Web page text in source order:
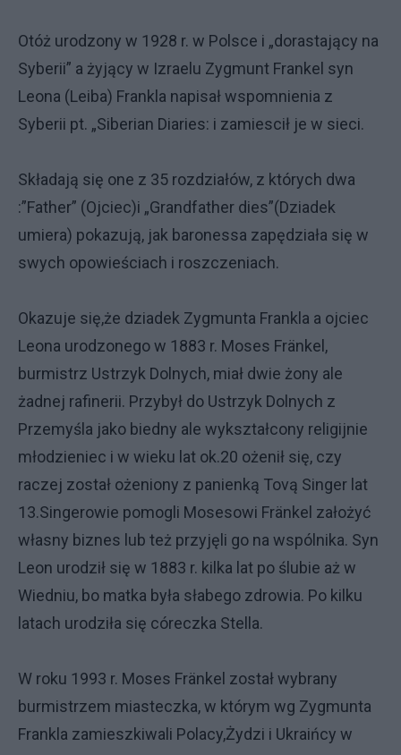
Otóż urodzony w 1928 r. w Polsce i „dorastający na
Syberii” a żyjący w Izraelu Zygmunt Frankel syn
Leona (Leiba) Frankla napisał wspomnienia z
Syberii pt. „Siberian Diaries: i zamiescił je w sieci.
Składają się one z 35 rozdziałów, z których dwa
:”Father” (Ojciec)i „Grandfather dies”(Dziadek
umiera) pokazują, jak baronessa zapędziała się w
swych opowieściach i roszczeniach.
Okazuje się,że dziadek Zygmunta Frankla a ojciec
Leona urodzonego w 1883 r. Moses Fränkel,
burmistrz Ustrzyk Dolnych, miał dwie żony ale
żadnej rafinerii. Przybył do Ustrzyk Dolnych z
Przemyśla jako biedny ale wykształcony religijnie
młodzieniec i w wieku lat ok.20 ożenił się, czy
raczej został ożeniony z panienką Tovą Singer lat
13.Singerowie pomogli Mosesowi Fränkel założyć
własny biznes lub też przyjęli go na wspólnika. Syn
Leon urodził się w 1883 r. kilka lat po ślubie aż w
Wiedniu, bo matka była słabego zdrowia. Po kilku
latach urodziła się córeczka Stella.
W roku 1993 r. Moses Fränkel został wybrany
burmistrzem miasteczka, w którym wg Zygmunta
Frankla zamieszkiwali Polacy,Żydzi i Ukraińcy w